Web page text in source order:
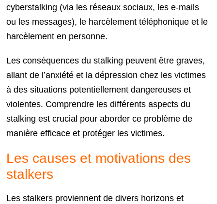
cyberstalking (via les réseaux sociaux, les e-mails
ou les messages), le harcèlement téléphonique et le
harcèlement en personne.
Les conséquences du stalking peuvent être graves,
allant de l’anxiété et la dépression chez les victimes
à des situations potentiellement dangereuses et
violentes. Comprendre les différents aspects du
stalking est crucial pour aborder ce problème de
manière efficace et protéger les victimes.
Les causes et motivations des
stalkers
Les stalkers proviennent de divers horizons et